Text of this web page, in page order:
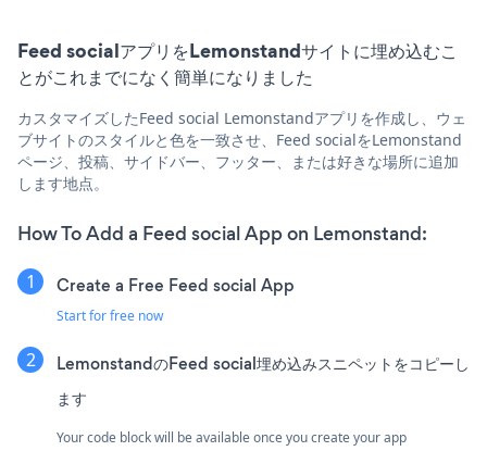
Feed socialアプリをLemonstandサイトに埋め込むこ
とがこれまでになく簡単になりました
カスタマイズしたFeed social Lemonstandアプリを作成し、ウェ
ブサイトのスタイルと色を一致させ、Feed socialをLemonstand
ページ、投稿、サイドバー、フッター、または好きな場所に追加
します地点。
How To Add a Feed social App on Lemonstand:
Create a Free Feed social App
Start for free now
LemonstandのFeed social埋め込みスニペットをコピーし
ます
Your code block will be available once you create your app